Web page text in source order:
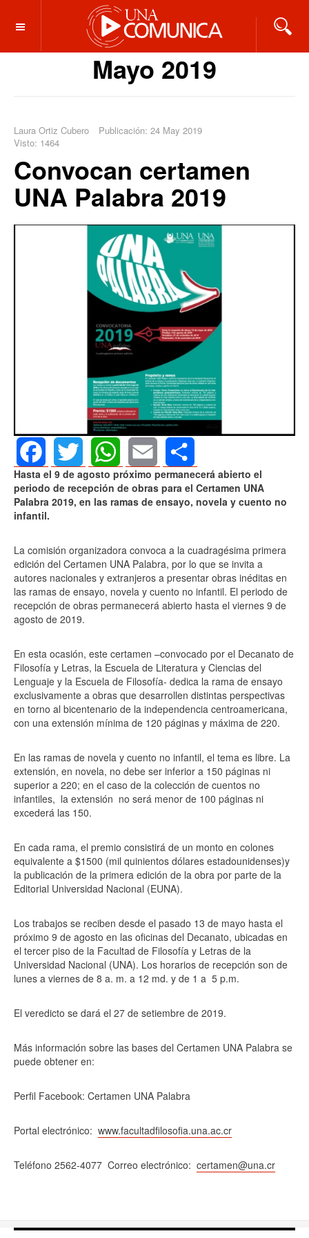
OFF CANVAS
Mayo 2019
Laura Ortiz Cubero
Publicación: 24 May 2019
Visto: 1464
Convocan certamen
UNA Palabra 2019
FacebookTwitter WhatsAppEmail Share
Hasta el 9 de agosto próximo permanecerá abierto el
periodo de recepción de obras para el Certamen UNA
Palabra 2019, en las ramas de ensayo, novela y cuento no
infantil.
La comisión organizadora convoca a la cuadragésima primera
edición del Certamen UNA Palabra, por lo que se invita a
autores nacionales y extranjeros a presentar obras inéditas en
las ramas de ensayo, novela y cuento no infantil. El periodo de
recepción de obras permanecerá abierto hasta el viernes 9 de
agosto de 2019.
En esta ocasión, este certamen –convocado por el Decanato de
Filosofía y Letras, la Escuela de Literatura y Ciencias del
Lenguaje y la Escuela de Filosofía- dedica la rama de ensayo
exclusivamente a obras que desarrollen distintas perspectivas
en torno al bicentenario de la independencia centroamericana,
con una extensión mínima de 120 páginas y máxima de 220.
En las ramas de novela y cuento no infantil, el tema es libre. La
extensión, en novela, no debe ser inferior a 150 páginas ni
superior a 220; en el caso de la colección de cuentos no
infantiles, la extensión no será menor de 100 páginas ni
excederá las 150.
En cada rama, el premio consistirá de un monto en colones
equivalente a $1500 (mil quinientos dólares estadounidenses)y
la publicación de la primera edición de la obra por parte de la
Editorial Universidad Nacional (EUNA).
Los trabajos se reciben desde el pasado 13 de mayo hasta el
próximo 9 de agosto en las oficinas del Decanato, ubicadas en
el tercer piso de la Facultad de Filosofía y Letras de la
Universidad Nacional (UNA). Los horarios de recepción son de
lunes a viernes de 8 a. m. a 12 md. y de 1 a 5 p.m.
El veredicto se dará el 27 de setiembre de 2019.
Más información sobre las bases del Certamen UNA Palabra se
puede obtener en:
Perfil Facebook: Certamen UNA Palabra
Portal electrónico: www.facultadfilosofia.una.ac.cr
Teléfono 2562-4077 Correo electrónico: certamen@una.cr